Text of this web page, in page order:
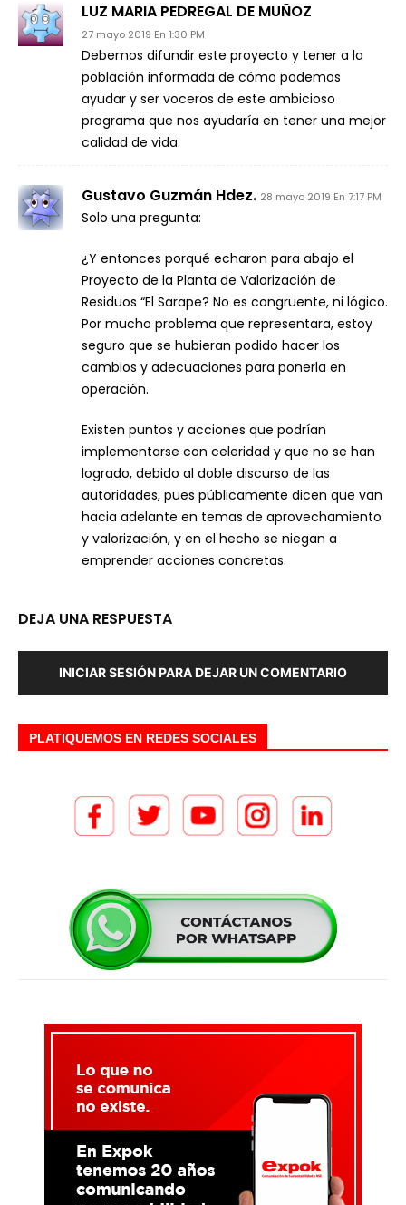
LUZ MARIA PEDREGAL DE MUÑOZ
27 mayo 2019 En 1:30 PM
Debemos difundir este proyecto y tener a la
población informada de cómo podemos
ayudar y ser voceros de este ambicioso
programa que nos ayudaría en tener una mejor
calidad de vida.
Gustavo Guzmán Hdez. 28 mayo 2019 En 7:17 PM
Solo una pregunta:
¿Y entonces porqué echaron para abajo el
Proyecto de la Planta de Valorización de
Residuos “El Sarape? No es congruente, ni lógico.
Por mucho problema que representara, estoy
seguro que se hubieran podido hacer los
cambios y adecuaciones para ponerla en
operación.
Existen puntos y acciones que podrían
implementarse con celeridad y que no se han
logrado, debido al doble discurso de las
autoridades, pues públicamente dicen que van
hacia adelante en temas de aprovechamiento
y valorización, y en el hecho se niegan a
emprender acciones concretas.
DEJA UNA RESPUESTA
INICIAR SESIÓN PARA DEJAR UN COMENTARIO
PLATIQUEMOS EN REDES SOCIALES